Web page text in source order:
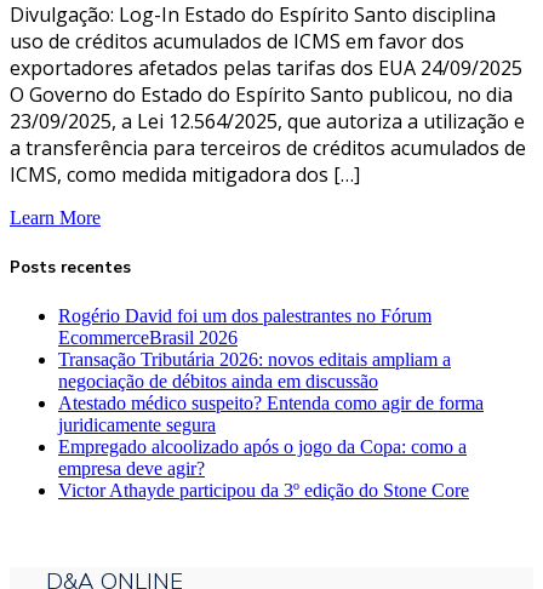
Divulgação: Log-In Estado do Espírito Santo disciplina
uso de créditos acumulados de ICMS em favor dos
exportadores afetados pelas tarifas dos EUA 24/09/2025
O Governo do Estado do Espírito Santo publicou, no dia
23/09/2025, a Lei 12.564/2025, que autoriza a utilização e
a transferência para terceiros de créditos acumulados de
ICMS, como medida mitigadora dos […]
Learn More
Posts recentes
Rogério David foi um dos palestrantes no Fórum
EcommerceBrasil 2026
Transação Tributária 2026: novos editais ampliam a
negociação de débitos ainda em discussão
Atestado médico suspeito? Entenda como agir de forma
juridicamente segura
Empregado alcoolizado após o jogo da Copa: como a
empresa deve agir?
Victor Athayde participou da 3º edição do Stone Core
D&A ONLINE